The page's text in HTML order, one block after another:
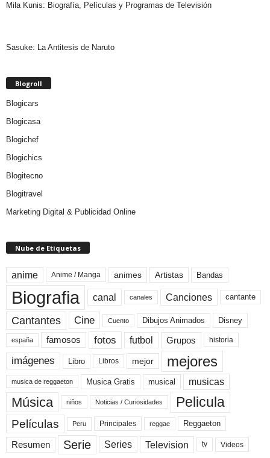
Mila Kunis: Biografía, Películas y Programas de Televisión
Sasuke: La Antitesis de Naruto
Blogroll
Blogicars
Blogicasa
Blogichef
Blogichics
Blogitecno
Blogitravel
Marketing Digital & Publicidad Online
Nube de Etiquetas
anime Anime / Manga animes Artistas Bandas
Biografia canal canales Canciones cantante
Cantantes Cine Cuento Dibujos Animados Disney
españa famosos fotos futbol Grupos historia
imágenes Libro Libros mejor mejores
musica de reggaeton Musica Gratis musical musicas
Música niños Noticias / Curiosidades Pelicula
Películas Peru Principales reggae Reggaeton
Resumen Serie Series Television tv Videos